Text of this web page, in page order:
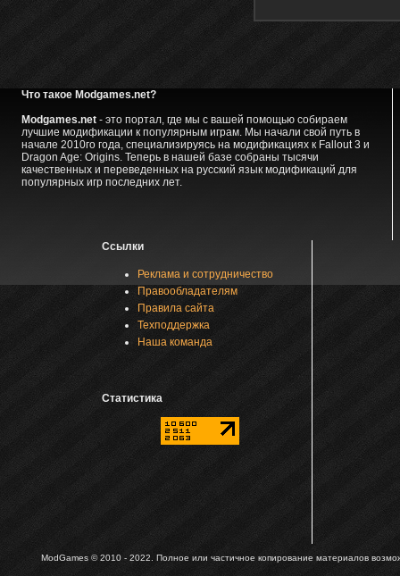
Что такое Modgames.net?
Modgames.net- это портал, где мы с вашей помощью собираем
лучшие модификации к популярным играм. Мы начали свой путь в
начале 2010го года, специализируясь на модификациях к Fallout 3 и
Dragon Age: Origins. Теперь в нашей базе собраны тысячи
качественных и переведенных на русский язык модификаций для
популярных игр последних лет.
Ссылки
Реклама и сотрудничество
Правообладателям
Правила сайта
Техподдержка
Наша команда
Статистика
ModGames © 2010 - 2022. Полное или частичное копирование материалов